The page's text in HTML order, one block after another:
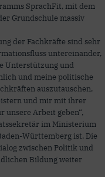
SprachFit, mit dem
Grundschule massiv
der Fachkräfte sind sehr
untereinander,
Unterstützung und
und meine politische
auszutauschen,
und mir mit ihrer
unsere Arbeit geben“,
im Ministerium
Württemberg ist. Die
zwischen Politik und
Bildung weiter